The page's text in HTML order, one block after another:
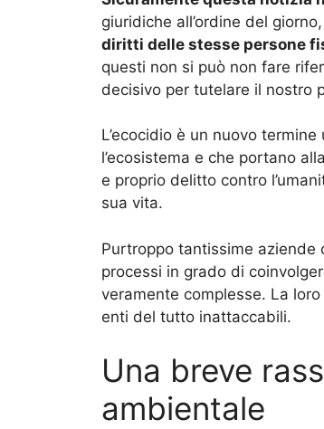
giuridiche all’ordine del giorno,
diritti delle stesse persone
questi non si può non fare
decisivo per tutelare il nostro
L’ecocidio è un nuovo
l’ecosistema e che portano
e proprio delitto contro
sua vita.
Purtroppo tantissime aziende
processi in grado di
veramente complesse. La
enti del tutto inattaccabili.
Una breve
ambientale